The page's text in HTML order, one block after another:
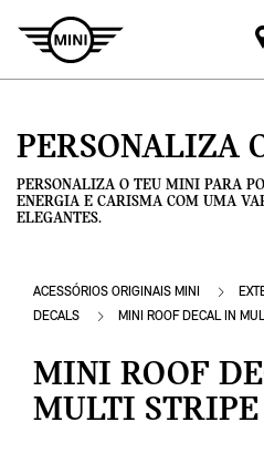
PERSONALIZA
PERSONALIZA O TEU MINI PARA
ENERGIA E CARISMA COM UMA
ELEGANTES.
ACESSÓRIOS ORIGINAIS MINI
DECALS
MINI ROOF DECAL IN
MINI ROOF
MULTI STRIPE